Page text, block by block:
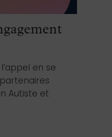
en se
Autiste et